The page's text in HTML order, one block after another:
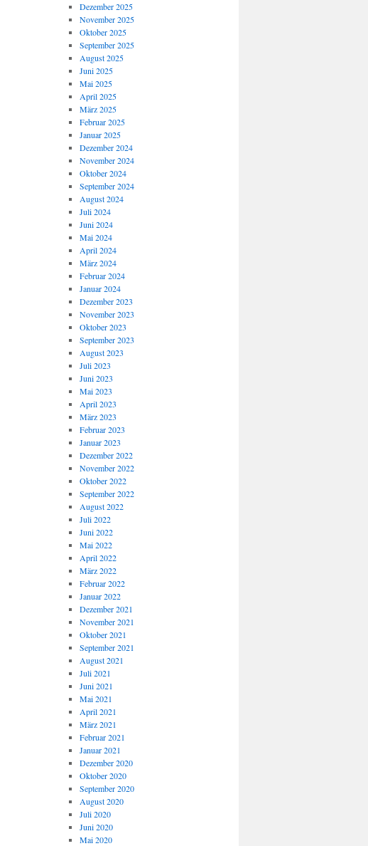
Dezember 2025
November 2025
Oktober 2025
September 2025
August 2025
Juni 2025
Mai 2025
April 2025
März 2025
Februar 2025
Januar 2025
Dezember 2024
November 2024
Oktober 2024
September 2024
August 2024
Juli 2024
Juni 2024
Mai 2024
April 2024
März 2024
Februar 2024
Januar 2024
Dezember 2023
November 2023
Oktober 2023
September 2023
August 2023
Juli 2023
Juni 2023
Mai 2023
April 2023
März 2023
Februar 2023
Januar 2023
Dezember 2022
November 2022
Oktober 2022
September 2022
August 2022
Juli 2022
Juni 2022
Mai 2022
April 2022
März 2022
Februar 2022
Januar 2022
Dezember 2021
November 2021
Oktober 2021
September 2021
August 2021
Juli 2021
Juni 2021
Mai 2021
April 2021
März 2021
Februar 2021
Januar 2021
Dezember 2020
Oktober 2020
September 2020
August 2020
Juli 2020
Juni 2020
Mai 2020